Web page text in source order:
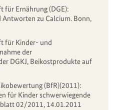
für Ernährung (DGE):
Antworten zu Calcium. Bonn,
für Kinder- und
der
DGKJ, Beikostprodukte auf
(BfR)(2011):
für Kinder schwerwiegende
02/2011, 14.01.2011